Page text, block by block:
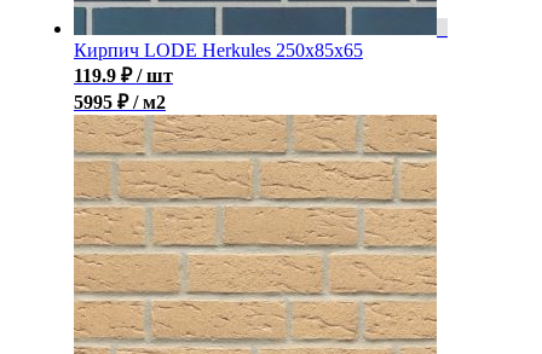
Кирпич LODE Herkules 250x85x65
119.9 ₽ / шт
5995 ₽ / м2